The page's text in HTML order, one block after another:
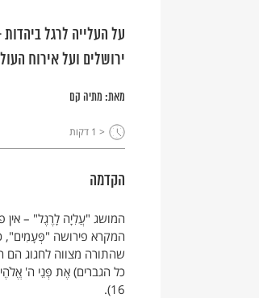
על העלייה לרגל
ירושלים ועל אירוח
מאת: מתיה קם
< 1 דקות
הקדמה
המושג "עֲלִיָה לָרֶגֶל" –
שהתורה מצווה לחגוג הם
כל הגברים) אֶת פְּנֵי ה'
16).